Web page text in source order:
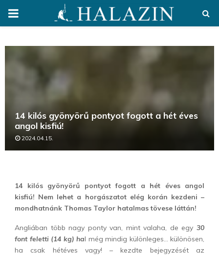
PRIMARY
14 kilós gyönyörű pontyot fogott a hét éves
angol kisfiú!
2024.04.15.
14 kilós gyönyörű pontyot fogott a hét éves angol
kisfiú! Nem lehet a horgászatot elég korán kezdeni –
mondhatnánk Thomas Taylor hatalmas tövese láttán!
Angliában több nagy ponty van, mint valaha, de egy 30
font feletti (14 kg) hal még mindig különleges… különösen,
ha csak hétéves vagy! – kezdte bejegyzését az